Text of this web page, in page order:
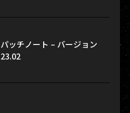
パッチノート – バージョン
23.02